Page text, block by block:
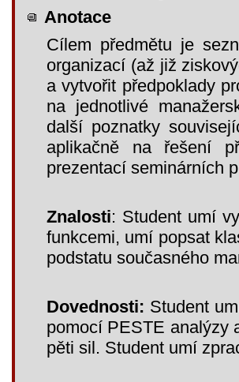
Anotace
Cílem předmětu je
organizací (až již
a vytvořit předpoklady
na jednotlivé
další poznatky
aplikačně na řešení
prezentací seminárních
Znalosti: Student umí
funkcemi, umí popsat
podstatu současného
Dovednosti: Student
pomocí PESTE analýzy
pěti sil. Student umí